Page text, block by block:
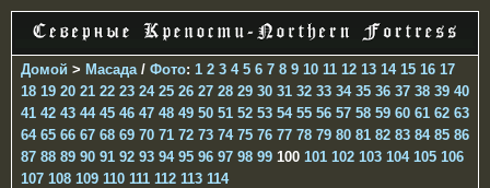
Домой > Масада / Фото: 1 2 3 4 5 6 7 8 9 10 11 12 13 14 15 16 17
18 19 20 21 22 23 24 25 26 27 28 29 30 31 32 33 34 35 36 37 38 39 40
41 42 43 44 45 46 47 48 49 50 51 52 53 54 55 56 57 58 59 60 61 62 63
64 65 66 67 68 69 70 71 72 73 74 75 76 77 78 79 80 81 82 83 84 85 86
87 88 89 90 91 92 93 94 95 96 97 98 99 100 101 102 103 104 105 106
107 108 109 110 111 112 113 114